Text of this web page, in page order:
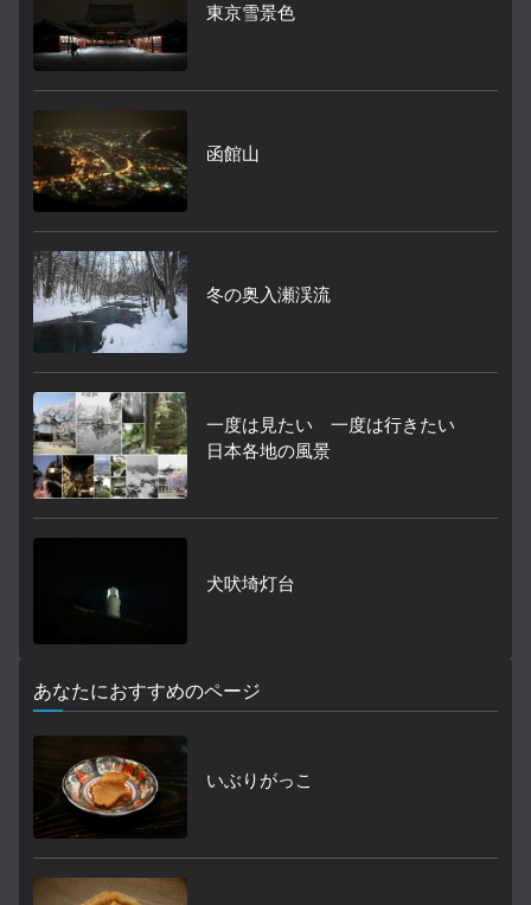
東京雪景色
函館山
冬の奥入瀬渓流
一度は見たい 一度は行きたい
日本各地の風景
犬吠埼灯台
あなたにおすすめのページ
いぶりがっこ